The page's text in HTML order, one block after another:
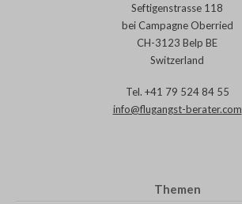
Seftigenstrasse 118
bei Campagne Oberried
CH-3123 Belp BE
Switzerland
Tel. +41 79 524 84 55
info@flugangst-berater.com
Themen